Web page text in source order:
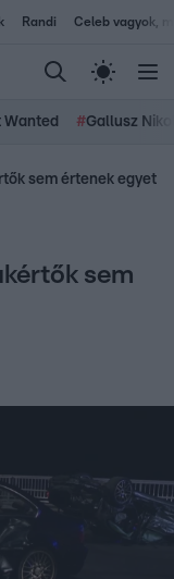
Randi Celeb vagyok,
Wanted #Gallusz
sem értenek egyet
sem